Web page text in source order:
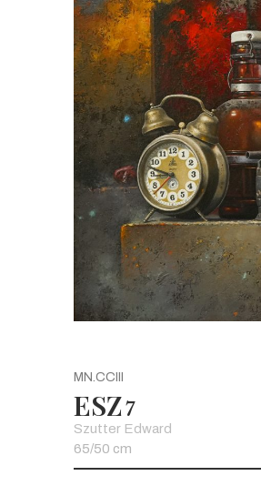
MN.CCIII
ESZ7
Szutter Edward
65/50 cm